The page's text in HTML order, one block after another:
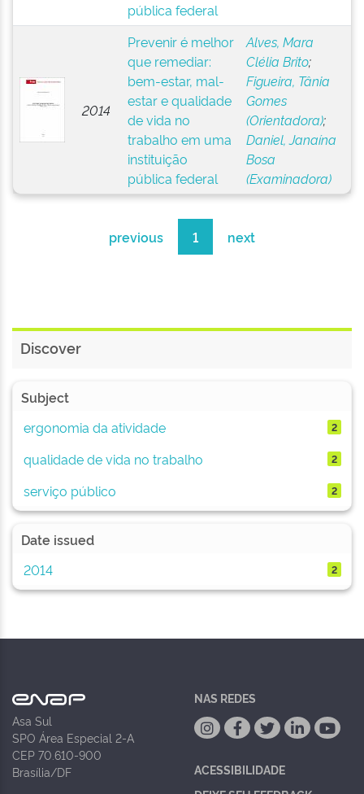
pública federal
2014
Prevenir é melhor
que remediar:
bem-estar, mal-
estar e qualidade
de vida no
trabalho em uma
instituição
pública federal
Alves, Mara
Clélia Brito;
Figueira, Tânia
Gomes
(Orientadora);
Daniel, Janaína
Bosa
(Examinadora)
previous 1 next
Discover
Subject
ergonomia da atividade
2
qualidade de vida no trabalho 2
serviço público 2
Date issued
2014
2
Asa Sul
SPO Área Especial 2-A
CEP 70.610-900
Brasília/DF
NAS REDES
ACESSIBILIDADE